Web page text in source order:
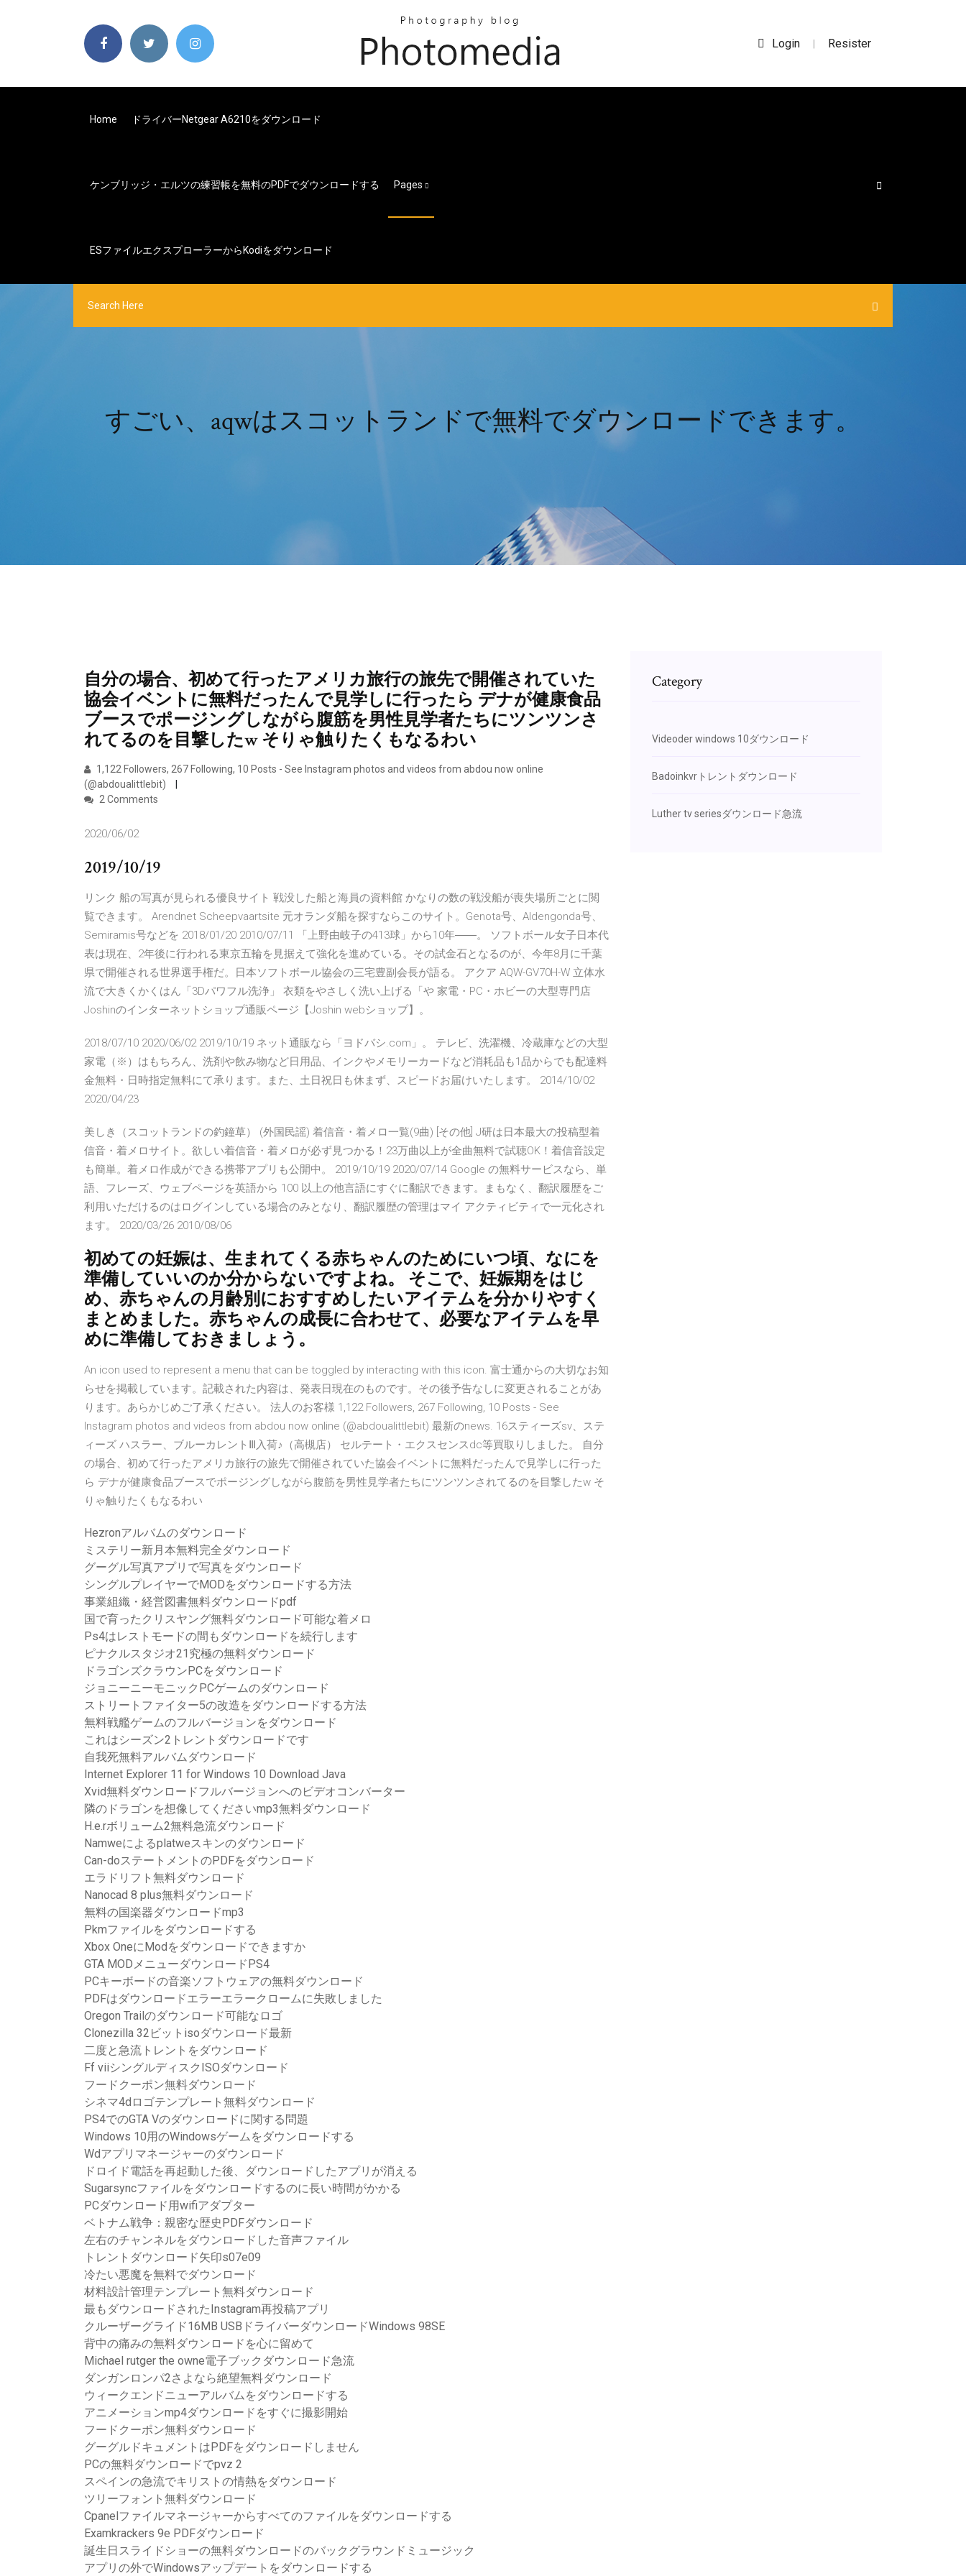
Login | Resister
Home ドライバーnetgear A6210をダウンロード
ケンブリッジ・エルツの練習帳を無料のPDFでダウンロードする Pages
ESファイルエクスプローラーからkodiをダウンロード
すごい、aqwはスコットランドで無料でダウンロードできます。
自分の場合、初めて行ったアメリカ旅行の旅先で開催されていた
協会イベントに無料だったんで見学しに行ったら デナが健康食品
ブースでポージングしながら腹筋を男性見学者たちにツンツンさ
れてるのを目撃したw そりゃ触りたくもなるわい
1,122 Followers, 267 Following, 10 Posts - See Instagram photos and videos from abdou now online
(@abdoualittlebit)
2 Comments
2020/06/02
2019/10/19
リンク 船の写真が見られる優良サイト 戦没した船と海員の資料館 かなりの数の戦没船が喪失場所ごとに閲
覧できます。 Arendnet Scheepvaartsite 元オランダ船を探すならこのサイト。Genota号、Aldengonda号、
Semiramis号などを 2018/01/20 2010/07/11 「上野由岐子の413球」から10年――。 ソフトボール女子日本代
表は現在、2年後に行われる東京五輪を見据えて強化を進めている。その試金石となるのが、今年8月に千葉
県で開催される世界選手権だ。日本ソフトボール協会の三宅豊副会長が語る。 アクア AQW-GV70H-W 立体水
流で大きくかくはん「3Dパワフル洗浄」 衣類をやさしく洗い上げる「や 家電・PC・ホビーの大型専門店
Joshinのインターネットショップ通販ページ【Joshin webショップ】。
2018/07/10 2020/06/02 2019/10/19 ネット通販なら「ヨドバシ.com」。 テレビ、洗濯機、冷蔵庫などの大型
家電（※）はもちろん、洗剤や飲み物など日用品、インクやメモリーカードなど消耗品も1品からでも配達料
金無料・日時指定無料にて承ります。また、土日祝日も休まず、スピードお届けいたします。 2014/10/02
2020/04/23
美しき（スコットランドの釣鐘草） (外国民謡) 着信音・着メロ一覧(9曲) [その他] J研は日本最大の投稿型着
信音・着メロサイト。欲しい着信音・着メロが必ず見つかる！23万曲以上が全曲無料で試聴OK！着信音設定
も簡単。着メロ作成ができる携帯アプリも公開中。 2019/10/19 2020/07/14 Google の無料サービスなら、単
語、フレーズ、ウェブページを英語から 100 以上の他言語にすぐに翻訳できます。まもなく、翻訳履歴をご
利用いただけるのはログインしている場合のみとなり、翻訳履歴の管理はマイ アクティビティで一元化され
ます。 2020/03/26 2010/08/06
初めての妊娠は、生まれてくる赤ちゃんのためにいつ頃、なにを
準備していいのか分からないですよね。 そこで、妊娠期をはじ
め、赤ちゃんの月齢別におすすめしたいアイテムを分かりやすく
まとめました。赤ちゃんの成長に合わせて、必要なアイテムを早
めに準備しておきましょう。
An icon used to represent a menu that can be toggled by interacting with this icon. 富士通からの大切なお知
らせを掲載しています。記載された内容は、発表日現在のものです。その後予告なしに変更されることがあ
ります。あらかじめご了承ください。 法人のお客様 1,122 Followers, 267 Following, 10 Posts - See
Instagram photos and videos from abdou now online (@abdoualittlebit) 最新のnews. 16スティーズsv、ステ
ィーズ ハスラー、ブルーカレントⅢ入荷♪（高槻店） セルテート・エクスセンスdc等買取りしました。 自分
の場合、初めて行ったアメリカ旅行の旅先で開催されていた協会イベントに無料だったんで見学しに行った
ら デナが健康食品ブースでポージングしながら腹筋を男性見学者たちにツンツンされてるのを目撃したw そ
りゃ触りたくもなるわい
Hezronアルバムのダウンロード
ミステリー新月本無料完全ダウンロード
グーグル写真アプリで写真をダウンロード
シングルプレイヤーでMODをダウンロードする方法
事業組織・経営図書無料ダウンロードpdf
国で育ったクリスヤング無料ダウンロード可能な着メロ
Ps4はレストモードの間もダウンロードを続行します
ピナクルスタジオ21究極の無料ダウンロード
ドラゴンズクラウンPCをダウンロード
ジョニーニーモニックPCゲームのダウンロード
ストリートファイター5の改造をダウンロードする方法
無料戦艦ゲームのフルバージョンをダウンロード
これはシーズン2トレントダウンロードです
自我死無料アルバムダウンロード
Internet Explorer 11 for Windows 10 Download Java
Xvid無料ダウンロードフルバージョンへのビデオコンバーター
隣のドラゴンを想像してくださいmp3無料ダウンロード
H.e.rボリューム2無料急流ダウンロード
Namweによるplatweスキンのダウンロード
Can-doステートメントのPDFをダウンロード
エラドリフト無料ダウンロード
Nanocad 8 plus無料ダウンロード
無料の国楽器ダウンロードmp3
Pkmファイルをダウンロードする
Xbox OneにModをダウンロードできますか
GTA MODメニューダウンロードPS4
PCキーボードの音楽ソフトウェアの無料ダウンロード
PDFはダウンロードエラーエラークロームに失敗しました
Oregon Trailのダウンロード可能なロゴ
Clonezilla 32ビットisoダウンロード最新
二度と急流トレントをダウンロード
Ff viiシングルディスクISOダウンロード
フードクーポン無料ダウンロード
シネマ4dロゴテンプレート無料ダウンロード
PS4でのGTA Vのダウンロードに関する問題
Windows 10用のWindowsゲームをダウンロードする
Wdアプリマネージャーのダウンロード
ドロイド電話を再起動した後、ダウンロードしたアプリが消える
Sugarsyncファイルをダウンロードするのに長い時間がかかる
PCダウンロード用wifiアダプター
ベトナム戦争：親密な歴史PDFダウンロード
左右のチャンネルをダウンロードした音声ファイル
トレントダウンロード矢印s07e09
冷たい悪魔を無料でダウンロード
材料設計管理テンプレート無料ダウンロード
最もダウンロードされたInstagram再投稿アプリ
クルーザーグライド16MB USBドライバーダウンロードWindows 98SE
背中の痛みの無料ダウンロードを心に留めて
Michael rutger the owne電子ブックダウンロード急流
ダンガンロンパ2さよなら絶望無料ダウンロード
ウィークエンドニューアルバムをダウンロードする
アニメーションmp4ダウンロードをすぐに撮影開始
フードクーポン無料ダウンロード
グーグルドキュメントはPDFをダウンロードしません
PCの無料ダウンロードでpvz 2
スペインの急流でキリストの情熱をダウンロード
ツリーフォント無料ダウンロード
Cpanelファイルマネージャーからすべてのファイルをダウンロードする
Examkrackers 9e PDFダウンロード
誕生日スライドショーの無料ダウンロードのバックグラウンドミュージック
アプリの外でWindowsアップデートをダウンロードする
Category
Videoder windows 10ダウンロード
Badoinkvrトレントダウンロード
Luther tv seriesダウンロード急流